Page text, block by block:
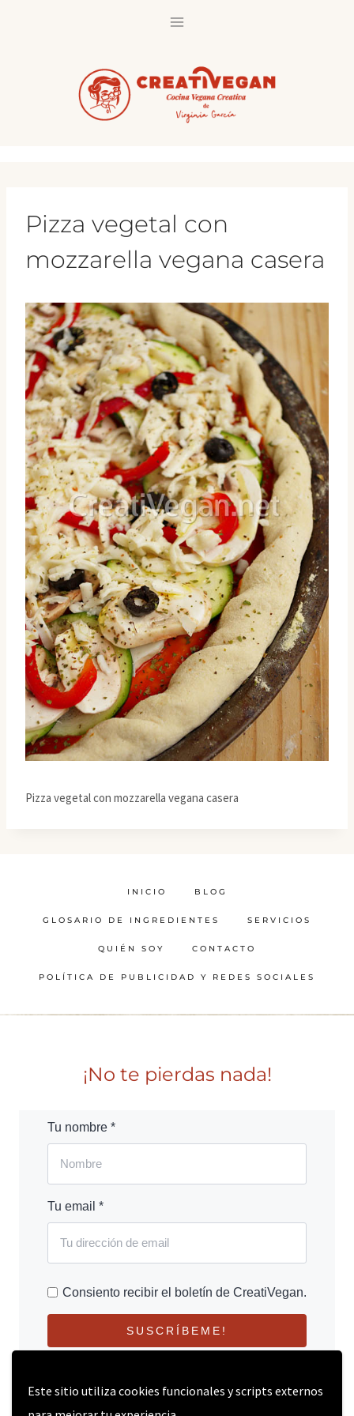
Este sitio utiliza cookies funcionales y scripts externos
Pizza vegetal con
mozzarella vegana casera
Pizza vegetal con mozzarella vegana casera
INICIO BLOG
GLOSARIO DE INGREDIENTES SERVICIOS
QUIÉN SOY CONTACTO
POLÍTICA DE PUBLICIDAD Y REDES SOCIALES
¡No te pierdas nada!
Tu nombre *
Tu email *
Consiento recibir el boletín de CreatiVegan.
SUSCRÍBEME!